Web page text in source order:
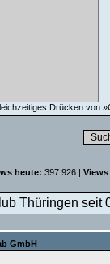
Drücken von
heute: 397.926 |
Thüringen seit
GmbH